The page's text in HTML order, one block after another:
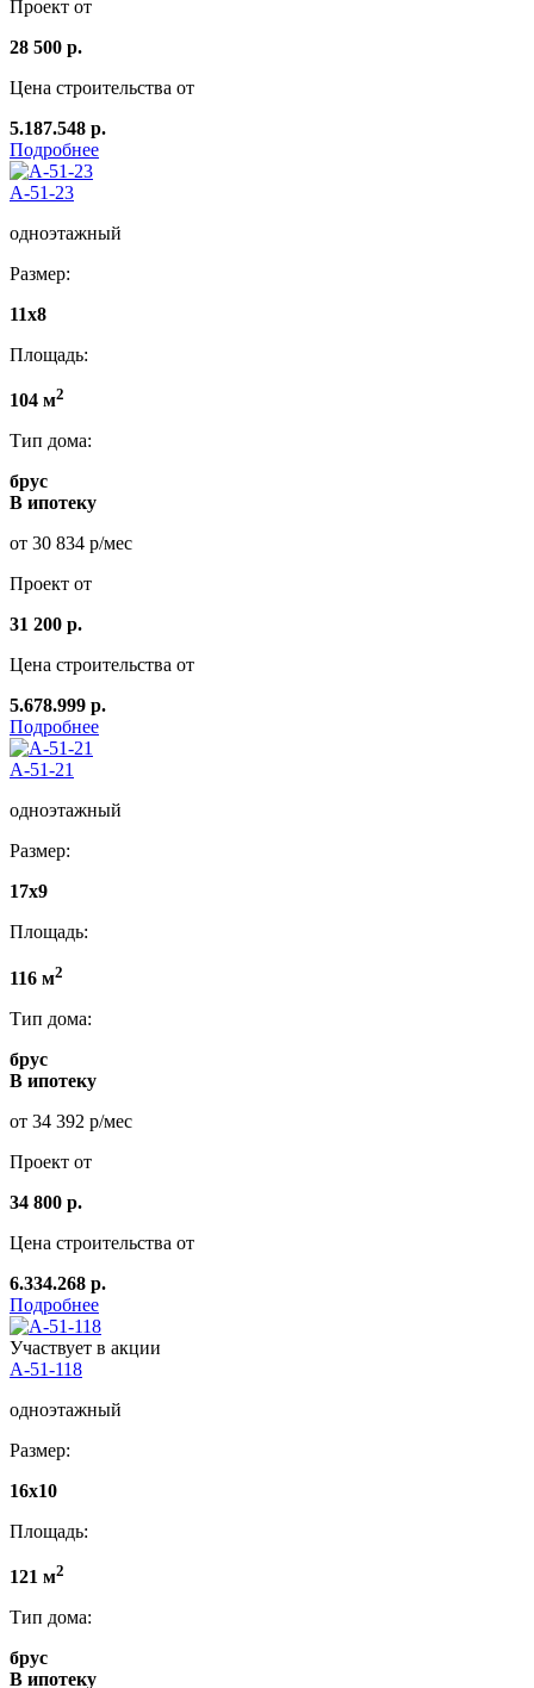
Проект от
28 500 р.
Цена строительства от
5.187.548 р.
Подробнее
А-51-23
одноэтажный
Размер:
11х8
Площадь:
104 м2
Тип дома:
брус
В ипотеку
от 30 834 р/мес
Проект от
31 200 р.
Цена строительства от
5.678.999 р.
Подробнее
А-51-21
одноэтажный
Размер:
17х9
Площадь:
116 м2
Тип дома:
брус
В ипотеку
от 34 392 р/мес
Проект от
34 800 р.
Цена строительства от
6.334.268 р.
Подробнее
Участвует в акции
А-51-118
одноэтажный
Размер:
16х10
Площадь:
121 м2
Тип дома:
брус
В ипотеку